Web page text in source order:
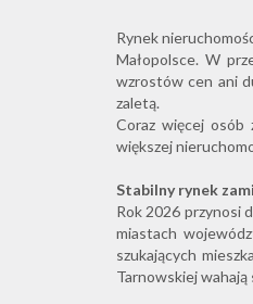
Rynek
Małopolsce. W
wzrostów cen ani
zaletą.
Coraz więcej osób
większej
Stabilny rynek
Rok 2026 przynosi
miastach
szukających
Tarnowskiej wahają